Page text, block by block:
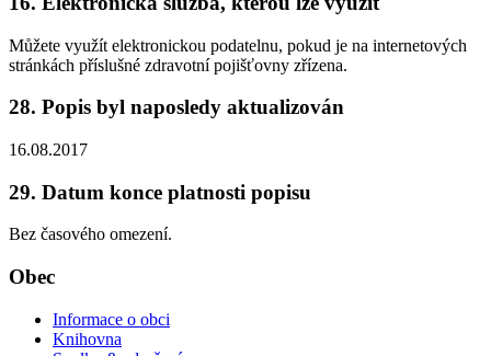
Můžete využít elektronickou podatelnu, pokud je na internetových
stránkách příslušné zdravotní pojišťovny zřízena.
28. Popis byl naposledy aktualizován
16.08.2017
29. Datum konce platnosti popisu
Bez časového omezení.
Obec
Informace o obci
Knihovna